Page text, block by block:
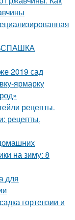
ВСПАШКА
2019 сад
ярмарку
рецепты.
рецепты,
на зиму: 8
для
гортензии и